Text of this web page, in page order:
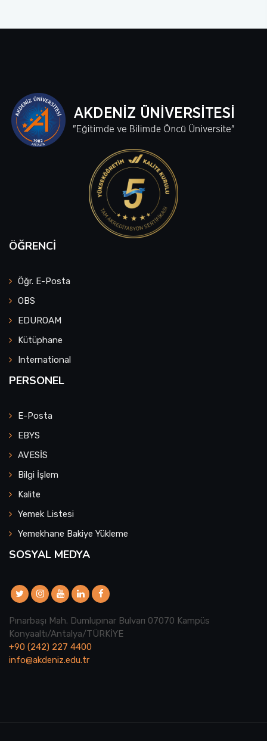
ÖĞRENCI
Öğr. E-Posta
OBS
EDUROAM
Kütüphane
International
PERSONEL
E-Posta
EBYS
AVESİS
Bilgi İşlem
Kalite
Yemek Listesi
Yemekhane Bakiye Yükleme
SOSYAL MEDYA
Pınarbaşı Mah. Dumlupınar Bulvarı 07070 Kampüs
Konyaaltı/Antalya/TÜRKİYE
+90 (242) 227 4400
info@akdeniz.edu.tr